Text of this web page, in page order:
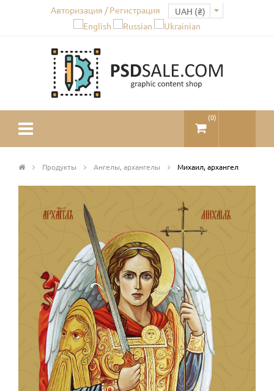
Авторизация / Регистрация
(0)
Продукты Ангелы, архангелы Михаил, архангел